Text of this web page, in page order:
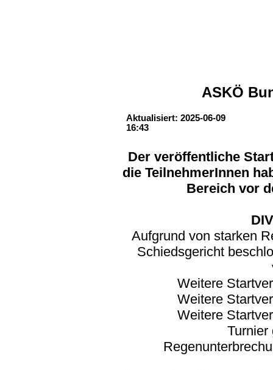
ASKÖ
Aktualisiert: 2025-06-09
16:43
Der veröffentliche
die TeilnehmerInnen
Bereich vor
Aufgrund von starken
Schiedsgericht
Weitere
Weitere
Weitere
Turnier